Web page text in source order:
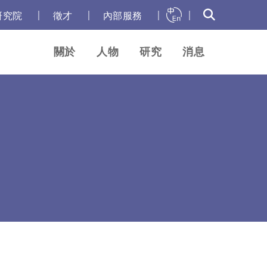
究院 徵才 內部服務
關於 人物 研究 消息